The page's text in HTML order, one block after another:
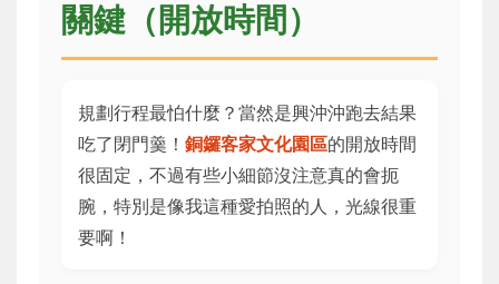
關鍵（開放時間）
規劃行程最怕什麼？當然是興沖沖跑去結果
吃了閉門羹！ 銅鑼客家文化園區的開放時間
很固定，不過有些小細節沒注意真的會扼
腕，特別是像我這種愛拍照的人，光線很重
要啊！